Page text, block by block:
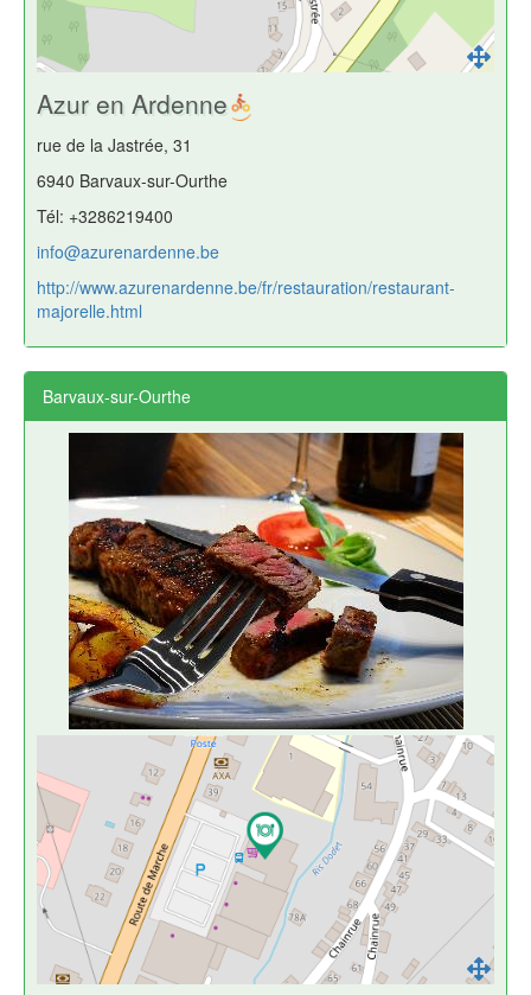
Azur en Ardenne
rue de la Jastrée, 31
6940 Barvaux-sur-Ourthe
Tél: +3286219400
info@azurenardenne.be
http://www.azurenardenne.be/fr/restauration/restaurant-
majorelle.html
Barvaux-sur-Ourthe